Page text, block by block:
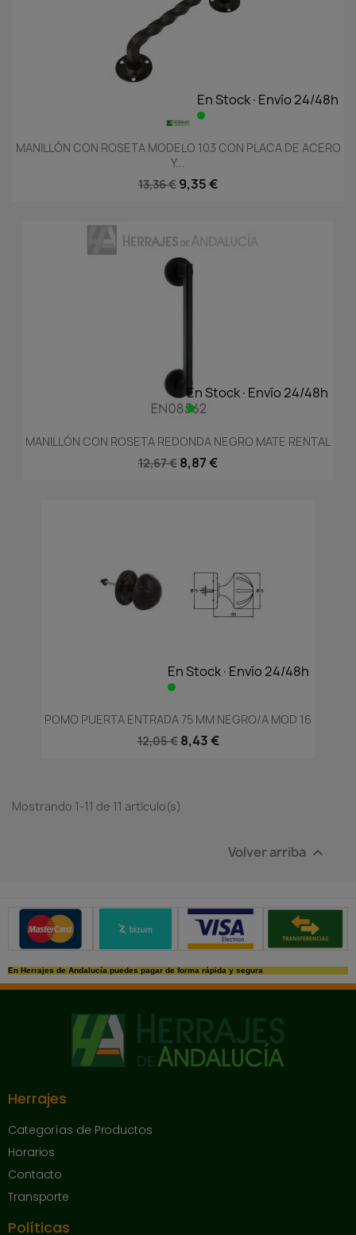
En Stock·Envío 24/48h
MANILLÓN CON ROSETA MODELO 103 CON PLACA DE ACERO
Y...
13,36 € 9,35 €
En Stock·Envío 24/48h
MANILLÓN CON ROSETA REDONDA NEGRO MATE RENTAL
12,67 € 8,87 €
En Stock·Envío 24/48h
POMO PUERTA ENTRADA 75 MM NEGRO/A MOD 16
12,05 € 8,43 €
Mostrando 1-11 de 11 artículo(s)
Volver arriba 
Métodos de pago seguros
En Herrajes de Andalucía puedes pagar de forma rápida y segura
Herrajes
Categorías de Productos
Horarios
Contacto
Transporte
Políticas